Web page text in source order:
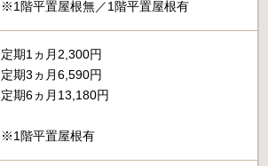
※1階平置屋根無／1階平置屋根有
定期1ヵ月2,300円
定期3ヵ月6,590円
定期6ヵ月13,180円
※1階平置屋根有